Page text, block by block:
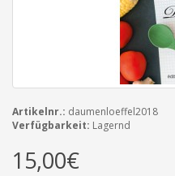
Artikelnr.: daumenloeffel2018
Verfügbarkeit: Lagernd
15,00€